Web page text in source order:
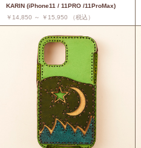
KARIN (iPhone11 / 11PRO /11ProMax)
￥14,850 ～ ￥15,950 （税込）